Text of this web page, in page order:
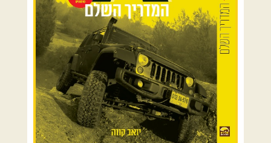
צפון ומערב הנגב
הר הנגב והערבה
רכב שטח רך רכב שטח קשוח